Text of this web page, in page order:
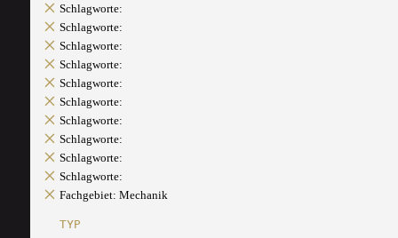
Schlagworte:
Schlagworte:
Schlagworte:
Schlagworte:
Schlagworte:
Schlagworte:
Schlagworte:
Schlagworte:
Schlagworte:
Schlagworte:
Fachgebiet: Mechanik
TYP